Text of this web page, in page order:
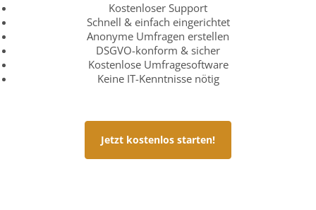
Kostenloser Support
Schnell & einfach eingerichtet
Anonyme Umfragen erstellen
DSGVO-konform & sicher
Kostenlose Umfragesoftware
Keine IT-Kenntnisse nötig
Jetzt kostenlos starten!